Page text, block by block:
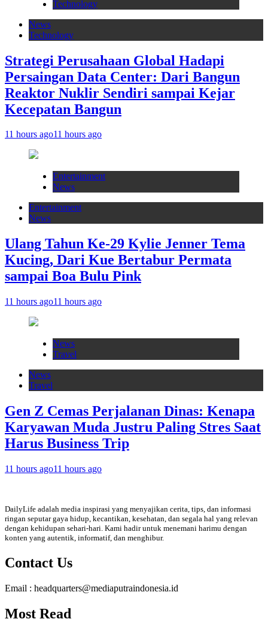
Technology
News
Technology
Strategi Perusahaan Global Hadapi
Persaingan Data Center: Dari Bangun
Reaktor Nuklir Sendiri sampai Kejar
Kecepatan Bangun
11 hours ago11 hours ago
Entertainment
News
Entertainment
News
Ulang Tahun Ke-29 Kylie Jenner Tema
Kucing, Dari Kue Bertabur Permata
sampai Boa Bulu Pink
11 hours ago11 hours ago
News
Travel
News
Travel
Gen Z Cemas Perjalanan Dinas: Kenapa
Karyawan Muda Justru Paling Stres Saat
Harus Business Trip
11 hours ago11 hours ago
DailyLife adalah media inspirasi yang menyajikan cerita, tips, dan informasi
ringan seputar gaya hidup, kecantikan, kesehatan, dan segala hal yang relevan
dengan kehidupan sehari-hari. Kami hadir untuk menemani harimu dengan
konten yang autentik, informatif, dan menghibur.
Contact Us
Email : headquarters@mediaputraindonesia.id
Most Read